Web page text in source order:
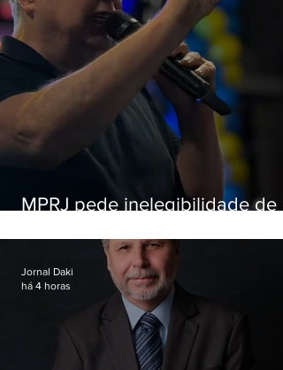
MPRJ pede inelegibilidade de
Jornal Daki
há 4 horas